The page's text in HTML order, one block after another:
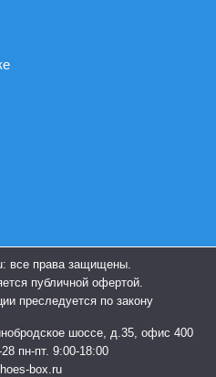
все права защищены.
публичной офертой.
преследуется по закону
шоссе, д.35, офис 400
пн-пт. 9:00-18:00
box.ru